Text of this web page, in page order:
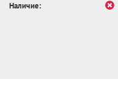
Наличие: